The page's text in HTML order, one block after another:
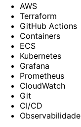
AWS
Terraform
GitHub Actions
Containers
ECS
Kubernetes
Grafana
Prometheus
CloudWatch
Git
CI/CD
Observabilidade